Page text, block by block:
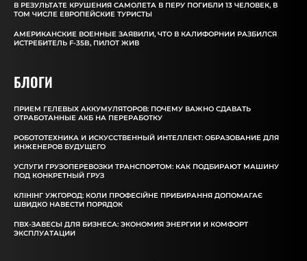
В РЕЗУЛЬТАТЕ КРУШЕНИЯ САМОЛЕТА В ПЕРУ ПОГИБЛИ 13 ЧЕЛОВЕК, В
ТОМ ЧИСЛЕ ЕВРОПЕЙСКИЕ ТУРИСТЫ
АМЕРИКАНСКИЕ ВОЕННЫЕ ЗАЯВИЛИ, ЧТО В КАЛИФОРНИИ РАЗБИЛСЯ
ИСТРЕБИТЕЛЬ F-35B, ПИЛОТ ЖИВ
БЛОГИ
ПРИЕМ ГЕЛЕВЫХ АККУМУЛЯТОРОВ: ПОЧЕМУ ВАЖНО СДАВАТЬ
ОТРАБОТАННЫЕ АКБ НА ПЕРЕРАБОТКУ
РОБОТОТЕХНИКА И ИСКУССТВЕННЫЙ ИНТЕЛЛЕКТ: ОБРАЗОВАНИЕ ДЛЯ
ИНЖЕНЕРОВ БУДУЩЕГО
УСЛУГИ ГРУЗОПЕРЕВОЗКИ ТРАНСПОРТОМ: КАК ПОДБИРАЮТ МАШИНУ
ПОД КОНКРЕТНЫЙ ГРУЗ
КЛІНІНГ УЖГОРОД: КОЛИ ПРОФЕСІЙНЕ ПРИБИРАННЯ ДОПОМАГАЄ
ШВИДКО НАВЕСТИ ПОРЯДОК
ПВХ-ЗАВЕСЫ ДЛЯ БИЗНЕСА: ЭКОНОМИЯ ЭНЕРГИИ И КОМФОРТ
ЭКСПЛУАТАЦИИ